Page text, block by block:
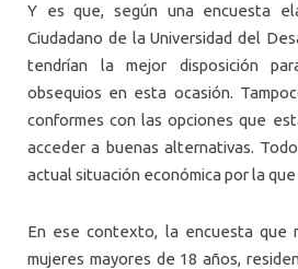
Y es que, según una encuesta
Ciudadano de laUniversidad del
tendrían la mejor disposición
obsequios en esta ocasión.
conformes con las opciones que
acceder a buenas alternativas.
actual situación económica por la que
En ese contexto, la encuesta que
mujeres mayores de 18 años,